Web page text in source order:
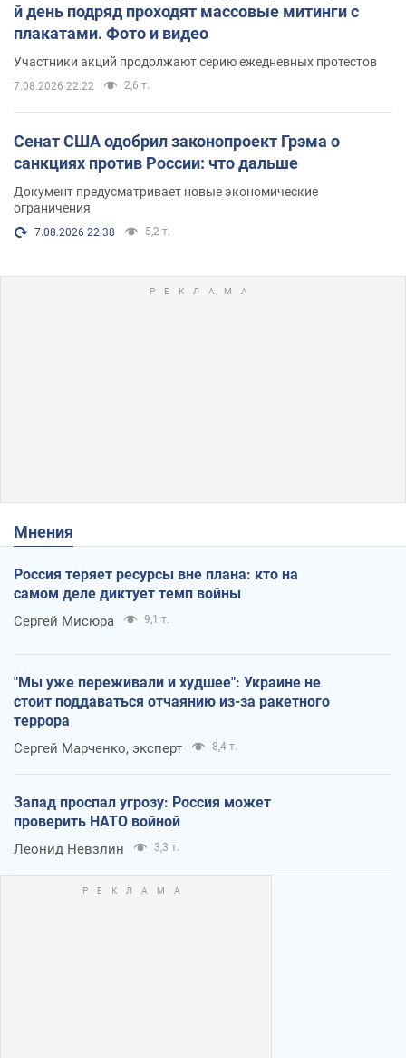
й день подряд проходят массовые митинги с
плакатами. Фото и видео
Участники акций продолжают серию ежедневных протестов
7.08.2026 22:22 2,6 т.
Сенат США одобрил законопроект Грэма о
санкциях против России: что дальше
Документ предусматривает новые экономические
ограничения
7.08.2026 22:38 5,2 т.
Мнения
Россия теряет ресурсы вне плана: кто на
самом деле диктует темп войны
Сергей Мисюра 9,1 т.
"Мы уже переживали и худшее": Украине не
стоит поддаваться отчаянию из-за ракетного
террора
Сергей Марченко, эксперт 8,4 т.
Запад проспал угрозу: Россия может
проверить НАТО войной
Леонид Невзлин 3,3 т.